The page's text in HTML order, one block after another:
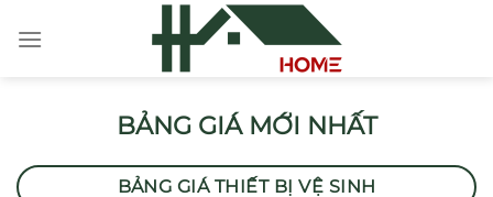
đến
BẢNG GIÁ MỚI NHẤT
BẢNG GIÁ THIẾT BỊ VỆ SINH